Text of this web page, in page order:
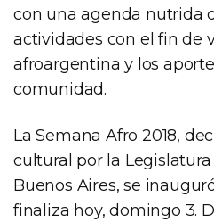
con una agenda nutrida
actividades con el fin de
afroargentina y los
comunidad.
La Semana Afro 2018,
cultural por la
Buenos Aires, se
finaliza hoy, domingo 3.